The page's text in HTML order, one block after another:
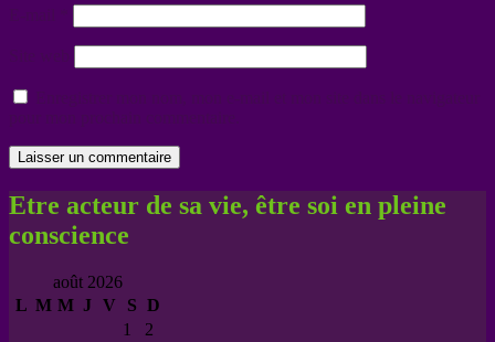
Etre acteur de sa vie, être soi en pleine
conscience
août 2026
L M M J V S D
1
2